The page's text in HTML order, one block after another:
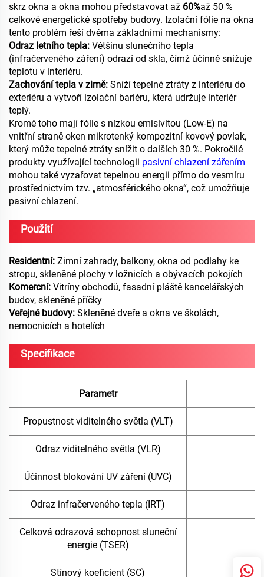
skrz okna a okna mohou představovat až 60%až 50 %
celkové energetické spotřeby budovy. Izolační fólie na okna
tento problém řeší dvěma základními mechanismy:
Odraz letního tepla: Většinu slunečního tepla
(infračerveného záření) odrazí od skla, čímž účinně snižuje
teplotu v interiéru.
Zachování tepla v zimě: Sníží tepelné ztráty z interiéru do
exteriéru a vytvoří izolační bariéru, která udržuje interiér
teplý.
Kromě toho mají fólie s nízkou emisivitou (Low-E) na
vnitřní straně oken mikrotenký kompozitní kovový povlak,
který může tepelné ztráty snížit o dalších 30 %. Pokročilé
produkty využívající technologii pasivní chlazení zářením
mohou také vyzařovat tepelnou energii přímo do vesmíru
prostřednictvím tzv. „atmosférického okna“, což umožňuje
pasivní chlazení.
Použití
Residentní: Zimní zahrady, balkony, okna od podlahy ke
stropu, skleněné plochy v ložnicích a obývacích pokojích
Komercní: Vitríny obchodů, fasadní pláště kancelářských
budov, skleněné příčky
Veřejné budovy: Skleněné dveře a okna ve školách,
nemocnicích a hotelích
Specifikace
Parametr
Propustnost viditelného světla (VLT)
Odraz viditelného světla (VLR)
Účinnost blokování UV záření (UVC)
Odraz infračerveného tepla (IRT)
Celková odrazová schopnost sluneční
energie (TSER)
Stínový koeficient (SC)